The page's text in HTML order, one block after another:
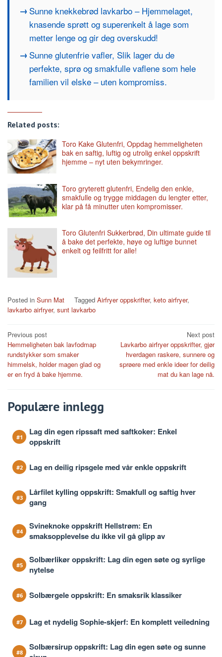
Sunne knekkebrød lavkarbo – Hjemmelaget,
knasende sprøtt og superenkelt å lage som
metter lenge og gir deg overskudd!
Sunne glutenfrie vafler, Slik lager du de
perfekte, sprø og smakfulle vaflene som hele
familien vil elske – uten kompromiss.
Related posts:
Toro Kake Glutenfri, Oppdag hemmeligheten
bak en saftig, luftig og utrolig enkel oppskrift
hjemme – nyt uten bekymringer.
Toro gryterett glutenfri, Endelig den enkle,
smakfulle og trygge middagen du lengter etter,
klar på få minutter uten kompromisser.
Toro Glutenfri Sukkerbrød, Din ultimate guide til
å bake det perfekte, høye og luftige bunnet
enkelt og feilfritt for alle!
Posted in Sunn Mat Tagged Airfryer oppskrifter, keto airfryer,
lavkarbo airfryer, sunt lavkarbo
Post
navigation
Previous post
Hemmeligheten bak lavfodmap
rundstykker som smaker
himmelsk, holder magen glad og
er en fryd å bake hjemme.
Next post
Lavkarbo airfryer oppskrifter, gjør
hverdagen raskere, sunnere og
sprøere med enkle ideer for deilig
mat du kan lage nå.
Populære innlegg
Lag din egen ripssaft med saftkoker: Enkel
oppskrift
Lag en deilig ripsgele med vår enkle oppskrift
Lårfilet kylling oppskrift: Smakfull og saftig hver
gang
Svineknoke oppskrift Hellstrøm: En
smaksopplevelse du ikke vil gå glipp av
Solbærlikør oppskrift: Lag din egen søte og syrlige
nytelse
Solbærgele oppskrift: En smaksrik klassiker
Lag et nydelig Sophie-skjerf: En komplett veiledning
Solbærsirup oppskrift: Lag din egen søte og sunne